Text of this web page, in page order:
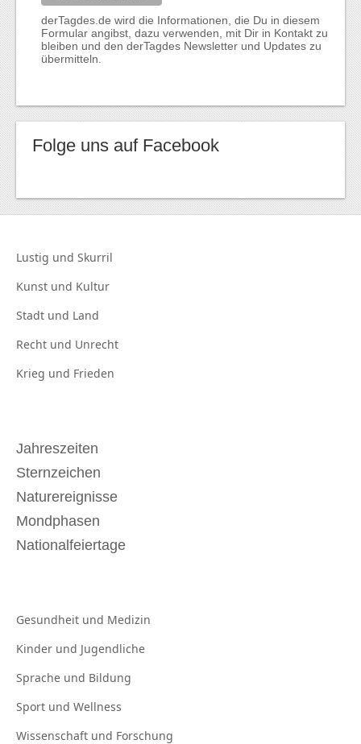
derTagdes.de wird die Informationen, die Du in diesem
Formular angibst, dazu verwenden, mit Dir in Kontakt zu
bleiben und den derTagdes Newsletter und Updates zu
übermitteln.
Folge uns auf Facebook
Lustig und Skurril
Kunst und Kultur
Stadt und Land
Recht und Unrecht
Krieg und Frieden
Jahreszeiten
Sternzeichen
Naturereignisse
Mondphasen
Nationalfeiertage
Gesundheit und Medizin
Kinder und Jugendliche
Sprache und Bildung
Sport und Wellness
Wissenschaft und Forschung